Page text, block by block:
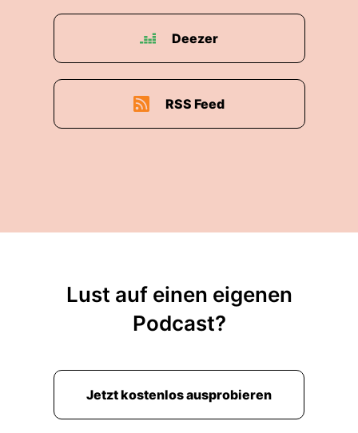
Deezer
RSS Feed
Lust auf einen eigenen
Podcast?
Jetzt kostenlos ausprobieren